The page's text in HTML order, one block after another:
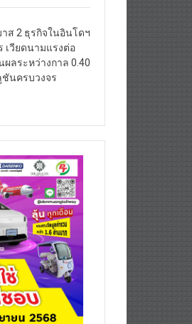
าส 2 ธุรกิจในอินโดฯ
เวียดนามแรงต่อ
ผลระหว่างกาล 0.40
นครบวงจร